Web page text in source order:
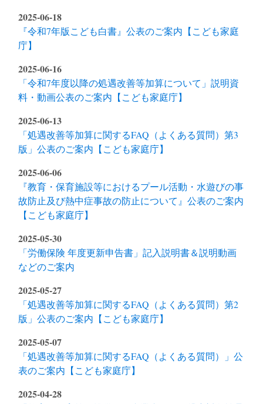
2025-06-18
『令和7年版こども白書』公表のご案内【こども家庭
庁】
2025-06-16
「令和7年度以降の処遇改善等加算について」説明資
料・動画公表のご案内【こども家庭庁】
2025-06-13
「処遇改善等加算に関するFAQ（よくある質問）第3
版」公表のご案内【こども家庭庁】
2025-06-06
『教育・保育施設等におけるプール活動・水遊びの事
故防止及び熱中症事故の防止について』公表のご案内
【こども家庭庁】
2025-05-30
「労働保険 年度更新申告書」記入説明書＆説明動画
などのご案内
2025-05-27
「処遇改善等加算に関するFAQ（よくある質問）第2
版」公表のご案内【こども家庭庁】
2025-05-07
「処遇改善等加算に関するFAQ（よくある質問）」公
表のご案内【こども家庭庁】
2025-04-28